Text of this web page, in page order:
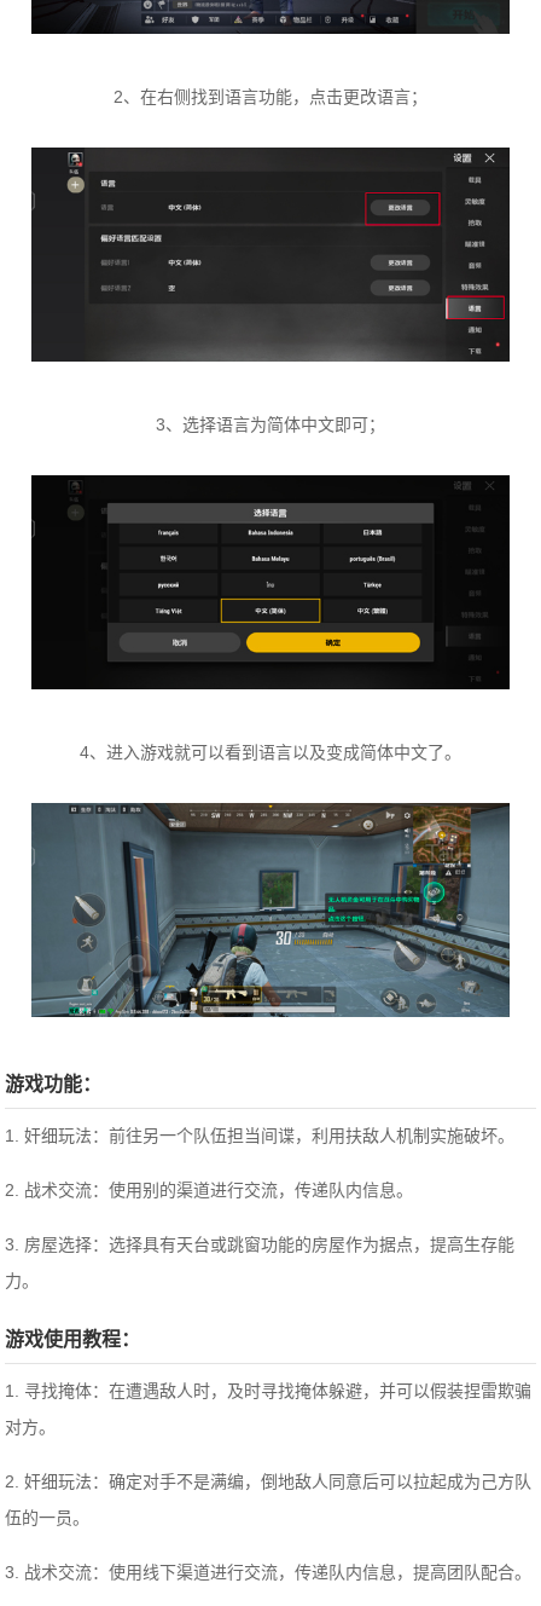
2、在右侧找到语言功能，点击更改语言；
3、选择语言为简体中文即可；
4、进入游戏就可以看到语言以及变成简体中文了。
游戏功能：
1. 奸细玩法：前往另一个队伍担当间谍，利用扶敌人机制实施破坏。
2. 战术交流：使用别的渠道进行交流，传递队内信息。
3. 房屋选择：选择具有天台或跳窗功能的房屋作为据点，提高生存能
力。
游戏使用教程：
1. 寻找掩体：在遭遇敌人时，及时寻找掩体躲避，并可以假装捏雷欺骗
对方。
2. 奸细玩法：确定对手不是满编，倒地敌人同意后可以拉起成为己方队
伍的一员。
3. 战术交流：使用线下渠道进行交流，传递队内信息，提高团队配合。